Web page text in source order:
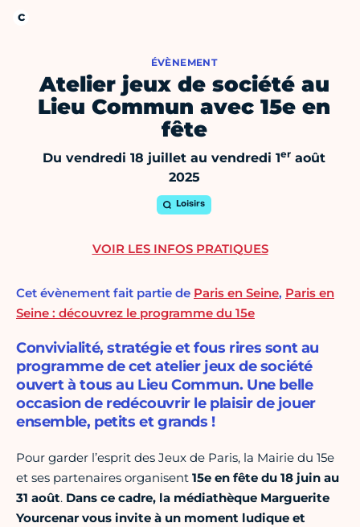
ÉVÈNEMENT
Atelier jeux de société au
Lieu Commun avec 15e en
fête
Du vendredi 18 juillet au vendredi 1er août
2025
Loisirs
Cet évènement fait partie de Paris en Seine, Paris en
Seine : découvrez le programme du 15e
Convivialité, stratégie et fous rires sont au
programme de cet atelier jeux de société
ouvert à tous au Lieu Commun. Une belle
occasion de redécouvrir le plaisir de jouer
ensemble, petits et grands !
Pour garder l’esprit des Jeux de Paris, la Mairie du 15e
et ses partenaires organisent 15e en fête du 18 juin au
31 août. Dans ce cadre, la médiathèque Marguerite
Yourcenar vous invite à un moment ludique et
VOIR LES INFOS PRATIQUES